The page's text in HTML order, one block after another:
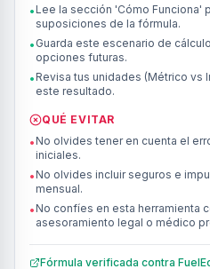
• Lee la sección 'Cómo Funciona'
suposiciones de la fórmula.
• Guarda este escenario de
opciones futuras.
• Revisa tus unidades (Métrico vs
este resultado.
QUÉ EVITAR
• No olvides tener en cuenta el
iniciales.
• No olvides incluir seguros e
mensual.
• No confíes en esta herramienta
asesoramiento legal o médico
Fórmula verificada contra